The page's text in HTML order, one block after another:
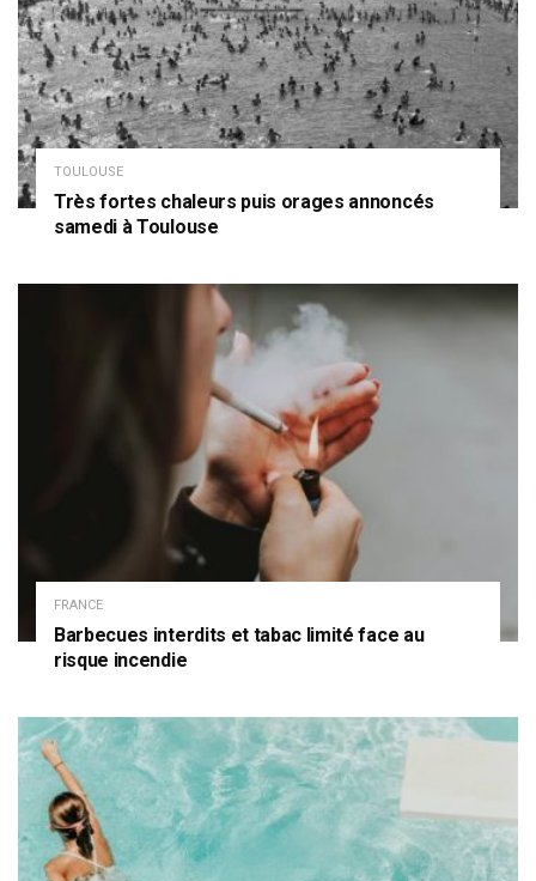
TOULOUSE
Très fortes chaleurs puis orages annoncés
samedi à Toulouse
FRANCE
Barbecues interdits et tabac limité face au
risque incendie